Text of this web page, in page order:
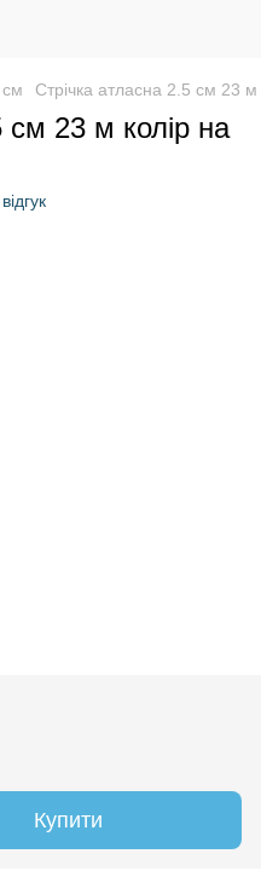
см Стрічка атласна 2.5 см 23
см 23 м колір на
Купити